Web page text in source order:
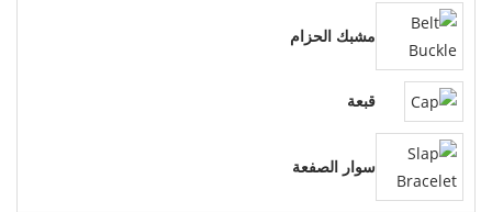
مشبك الحزام
قبعة
سوار الصفعة